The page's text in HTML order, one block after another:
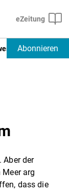
Deutschland
Abonnieren
der
arg
dass die